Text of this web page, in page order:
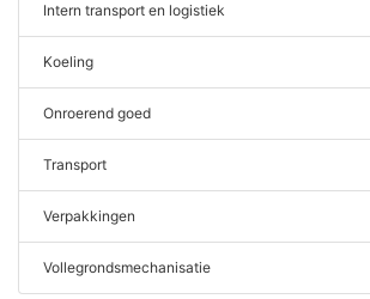
Intern transport en logistiek
Koeling
Onroerend goed
Transport
Verpakkingen
Vollegrondsmechanisatie